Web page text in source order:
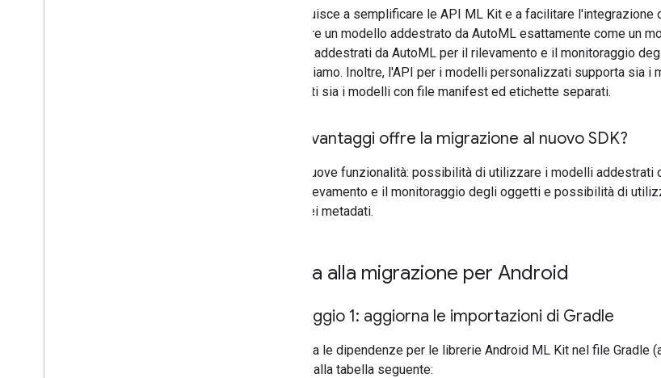
Contribuisce a semplificare le API ML Kit e a facilitare
utilizzare un modello addestrato da AutoML esattamente come un
modelli addestrati da AutoML per il rilevamento e il monitoraggio
supportiamo. Inoltre, l'API per i modelli personalizzati supporta sia
metadati sia i modelli con file manifest ed etichette separati.
Quali vantaggi offre la migrazione al nuovo SDK?
Nuove funzionalità: possibilità di utilizzare i modelli
rilevamento e il monitoraggio degli oggetti e possibilità di
nei metadati.
Guida alla migrazione per Android
Passaggio 1: aggiorna le importazioni di Gradle
Aggiorna le dipendenze per le librerie Android ML Kit nel file Gradle
in base alla tabella seguente: